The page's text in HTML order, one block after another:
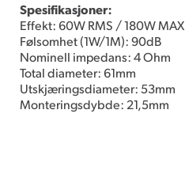
Spesifikasjoner:
Effekt: 60W RMS / 180W MAX
Følsomhet (1W/1M): 90dB
Nominell impedans: 4 Ohm
Total diameter: 61mm
Utskjæringsdiameter: 53mm
Monteringsdybde: 21,5mm